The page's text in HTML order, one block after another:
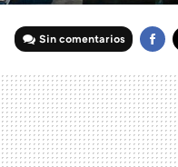
Sin comentarios